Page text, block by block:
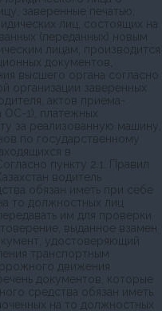
заверенные печатью;
лиц, состоящих на
(переданных) новым
лицам, производится
документов,
высшего органа согласно
организации заверенных
актов приема-
ОС-1), платежных
за реализованную машину,
по государственному
в
пункту 2.1. Правил
водитель
обязан иметь при себе
то должностных лиц
им для проверки
выданное взамен
удостоверяющий
транспортным
движения
документов, которые
средства обязан иметь
на то должностных